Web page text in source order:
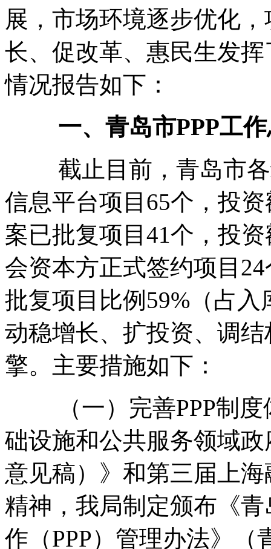
展，市场环境逐步优化
长、促改革、惠民生发
情况报告如下：
一、青岛市PPP工
截止目前，青岛市各
信息平台项目65个，投
案已批复项目41个，投
会资本方正式签约项目
批复项目比例59%（占入
动稳增长、扩投资、调
擎。主要措施如下：
（一）完善PPP制度
础设施和公共服务领域
意见稿）》和第三届上
精神，我局制定颁布《
作（PPP）管理办法》（